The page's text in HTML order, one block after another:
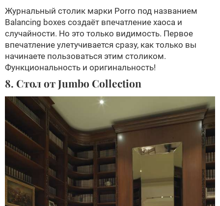
Журнальный столик марки Porro под названием
Balancing boxes создаёт впечатление хаоса и
случайности. Но это только видимость. Первое
впечатление улетучивается сразу, как только вы
начинаете пользоваться этим столиком.
Функциональность и оригинальность!
8. Стол от Jumbo Collection